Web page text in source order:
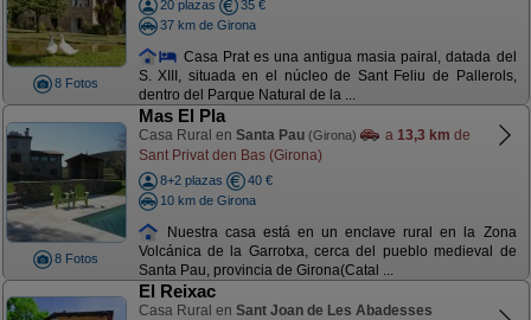
8 Fotos
20 plazas
35 €
37 km de Girona
Casa Prat es una antigua masia pairal, datada del
S. XIII, situada en el núcleo de Sant Feliu de Pallerols,
dentro del Parque Natural de la ...
8 Fotos
Mas El Pla
Casa Rural en Santa Pau (Girona) a 13,3 km de
Sant Privat den Bas (Girona)
8+2 plazas
40 €
10 km de Girona
Nuestra casa está en un enclave rural en la Zona
Volcánica de la Garrotxa, cerca del pueblo medieval de
Santa Pau, provincia de Girona(Catal ...
El Reixac
Casa Rural en Sant Joan de Les Abadesses